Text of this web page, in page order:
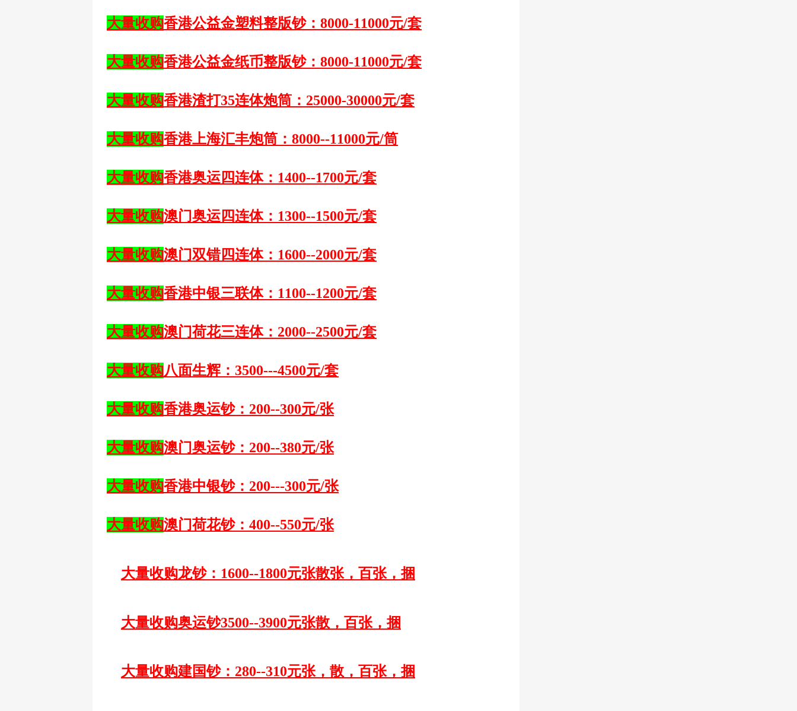
大量收购香港公益金塑料整版钞： 8000-11000元/套
大量收购香港公益金纸币整版钞： 8000-11000元/套
大量收购香港渣打35连体炮筒：25000-30000元/套
大量收购香港上海汇丰炮筒： 8000--11000元/筒
大量收购香港奥运四连体： 1400--1700元/套
大量收购澳门奥运四连体： 1300--1500元/套
大量收购澳门双错四连体： 1600--2000元/套
大量收购香港中银三联体： 1100--1200元/套
大量收购澳门荷花三连体： 2000--2500元/套
大量收购八面生辉： 3500---4500元/套
大量收购香港奥运钞： 200--300元/张
大量收购澳门奥运钞： 200--380元/张
大量收购香港中银钞： 200---300元/张
大量收购澳门荷花钞： 400--550元/张
大量收购龙钞： 1600--1800元张散张，百张，捆
大量收购奥运钞3500--3900元张散，百张，捆
大量收购建国钞： 280--310元张，散，百张，捆